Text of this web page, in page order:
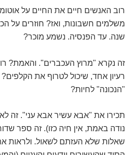
רוב האנשים חיים את החיים על
משלמים חשבונות, ואז? חוזרים על
שנה. עד הפנסיה. נשמע מוכר?
זה נקרא "מרוץ העכברים". והאמת?
רעיון אחד, שיכול לטרוף את
"הנכונה" לחיות?
תכירו את "אבא עשיר אבא עני". זה
נודה באמת, אין חיה כזו). זה ספר
שאלות שלא העזתם לשאול. ולראות